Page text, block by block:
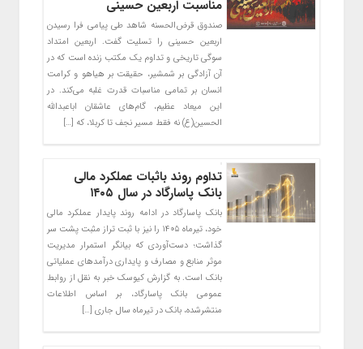
مناسبت اربعین حسینی
صندوق قرض‌الحسنه شاهد طی پیامی فرا رسیدن
اربعین حسینی را تسلیت گفت. اربعین امتداد
سوگی تاریخی و تداوم یک مکتب زنده است که در
آن آزادگی بر شمشیر، حقیقت بر هیاهو و کرامت
انسان بر تمامی مناسبات قدرت غلبه می‌کند. در
این میعاد عظیم، گام‌های عاشقان اباعبدالله
الحسین(ع) نه فقط مسیر نجف تا کربلا، که […]
تداوم روند باثبات عملکرد مالی
بانک پاسارگاد در سال ۱۴۰۵
بانک پاسارگاد در ادامه روند پایدار عملکرد مالی
خود، تیرماه ۱۴۰۵ را نیز با ثبت تراز مثبت پشت سر
گذاشت؛ دست‌آوردی که بیانگر استمرار مدیریت
موثر منابع و مصارف و پایداری درآمدهای عملیاتی
بانک است. به گزارش کیوسک خبر به نقل از روابط
عمومی بانک پاسارگاد، بر اساس اطلاعات
منتشرشده، بانک در تیرماه سال جاری […]